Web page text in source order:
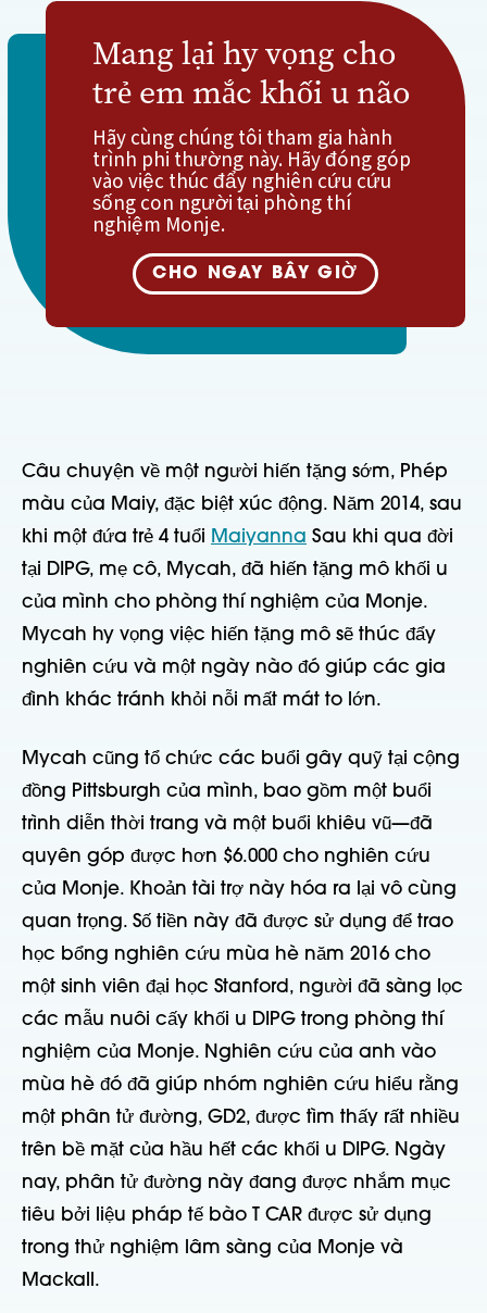
Mang lại hy vọng cho
trẻ em mắc khối u não
Hãy cùng chúng tôi tham gia hành
trình phi thường này. Hãy đóng góp
vào việc thúc đẩy nghiên cứu cứu
sống con người tại phòng thí
nghiệm Monje.
CHO NGAY BÂY GIỜ
Câu chuyện về một người hiến tặng sớm, Phép
màu của Maiy, đặc biệt xúc động. Năm 2014, sau
khi một đứa trẻ 4 tuổi Maiyanna Sau khi qua đời
tại DIPG, mẹ cô, Mycah, đã hiến tặng mô khối u
của mình cho phòng thí nghiệm của Monje.
Mycah hy vọng việc hiến tặng mô sẽ thúc đẩy
nghiên cứu và một ngày nào đó giúp các gia
đình khác tránh khỏi nỗi mất mát to lớn.
Mycah cũng tổ chức các buổi gây quỹ tại cộng
đồng Pittsburgh của mình, bao gồm một buổi
trình diễn thời trang và một buổi khiêu vũ—đã
quyên góp được hơn $6.000 cho nghiên cứu
của Monje. Khoản tài trợ này hóa ra lại vô cùng
quan trọng. Số tiền này đã được sử dụng để trao
học bổng nghiên cứu mùa hè năm 2016 cho
một sinh viên đại học Stanford, người đã sàng lọc
các mẫu nuôi cấy khối u DIPG trong phòng thí
nghiệm của Monje. Nghiên cứu của anh vào
mùa hè đó đã giúp nhóm nghiên cứu hiểu rằng
một phân tử đường, GD2, được tìm thấy rất nhiều
trên bề mặt của hầu hết các khối u DIPG. Ngày
nay, phân tử đường này đang được nhắm mục
tiêu bởi liệu pháp tế bào T CAR được sử dụng
trong thử nghiệm lâm sàng của Monje và
Mackall.